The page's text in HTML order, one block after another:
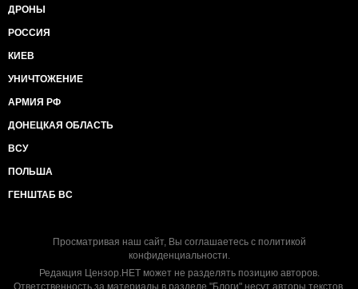
ДРОНЫ
РОССИЯ
КИЕВ
УНИЧТОЖЕНИЕ
АРМИЯ РФ
ДОНЕЦКАЯ ОБЛАСТЬ
ВСУ
ПОЛЬША
ГЕНШТАБ ВС
Просматривая наш сайт, Вы соглашаетесь с политикой
конфиденциальности.
Редакция Цензор.НЕТ может не разделять позицию авторов.
Ответственность за материалы в разделе "Блоги" несут авторы текстов.